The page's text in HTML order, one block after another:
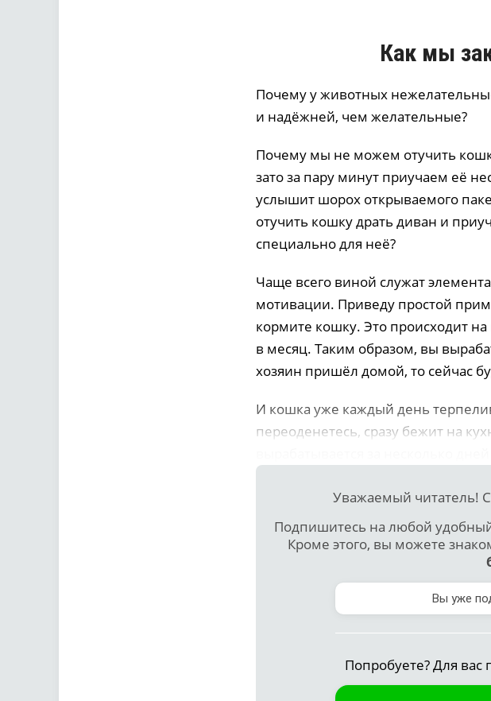
Как мы
Почему у животных
и надёжней, чем желательные?
Почему мы не можем отучить
зато за пару минут приучаем её
услышит шорох открываемого
отучить кошку драть диван и
специально для неё?
Чаще всего виной служат
мотивации. Приведу простой
кормите кошку. Это происходит
в месяц. Таким образом, вы
хозяин пришёл домой, то сейчас
И кошка уже каждый день
переоденетесь, сразу бежит на
Уважаемый читатель!
Подпишитесь на любой
Кроме этого, вы можете
Вы уже
Попробуете? Для вас